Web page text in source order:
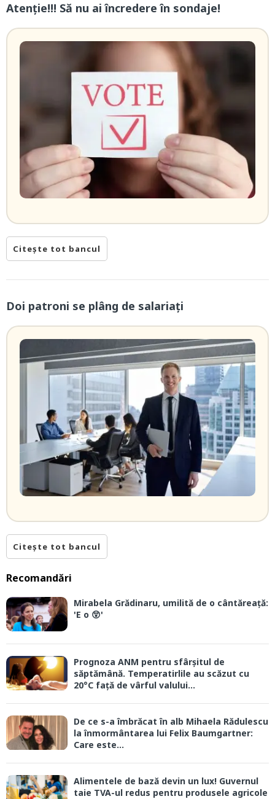
Atenție!!! Să nu ai încredere în sondaje!
Citește tot bancul
Doi patroni se plâng de salariați
Citește tot bancul
Recomandări
Mirabela Grădinaru, umilită de o cântăreață:
'E o 😲'
Prognoza ANM pentru sfârșitul de
săptămână. Temperatirlile au scăzut cu
20°C față de vârful valului...
De ce s-a îmbrăcat în alb Mihaela Rădulescu
la înmormântarea lui Felix Baumgartner:
Care este...
Alimentele de bază devin un lux! Guvernul
taie TVA-ul redus pentru produsele agricole